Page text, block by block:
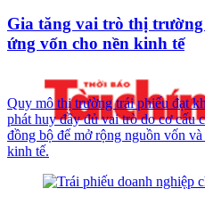
Gia tăng vai trò thị
ứng vốn cho nền kinh tế
Quy mô thị trường trái phiếu đạt
phát huy đầy đủ vai trò do cơ cấu
đồng bộ để mở rộng nguồn vốn
kinh tế.